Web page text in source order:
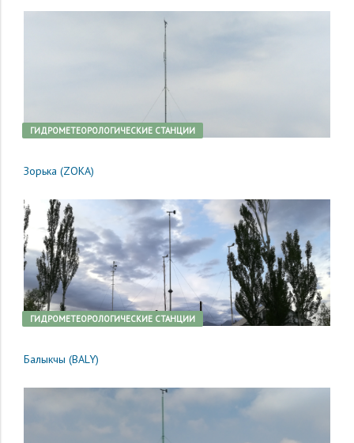
ГИДРОМЕТЕОРОЛОГИЧЕСКИЕ СТАНЦИИ
Зорька (ZOKA)
ГИДРОМЕТЕОРОЛОГИЧЕСКИЕ СТАНЦИИ
Балыкчы (BALY)